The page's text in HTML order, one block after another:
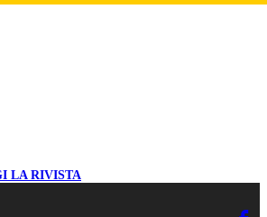
LA RIVISTA